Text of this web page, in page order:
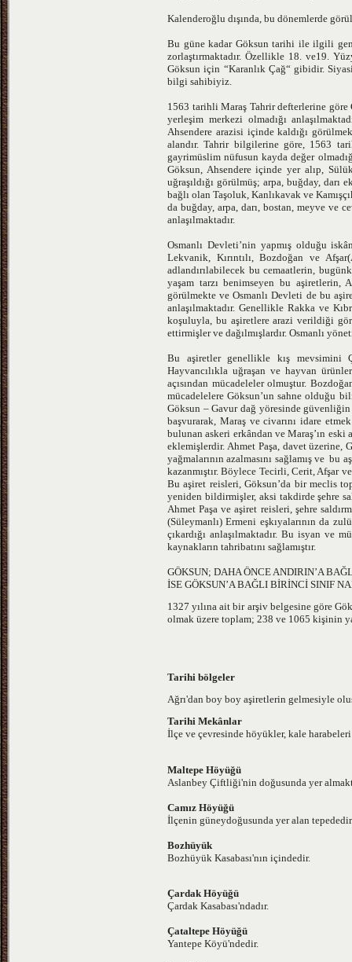
Kalenderoğlu dışında, bu dönemlerde
Bu güne kadar Göksun tarihi ile ilgili
zorlaştırmaktadır. Özellikle 18. ve19.
Göksun için “Karanlık Çağ“ gibidir.
bilgi sahibiyiz.
1563 tarihli Maraş Tahrir defterlerine göre
yerleşim merkezi olmadığı
Ahsendere arazisi içinde kaldığı
alandır. Tahrir bilgilerine göre, 1563
gayrimüslim nüfusun kayda değer
Göksun, Ahsendere içinde yer alıp,
uğraşıldığı görülmüş; arpa, buğday, darı
bağlı olan Taşoluk, Kanlıkavak ve
da buğday, arpa, darı, bostan, meyve ve
anlaşılmaktadır.
Osmanlı Devleti’nin yapmış olduğu
Lekvanik, Kırıntılı, Bozdoğan ve
adlandırılabilecek bu cemaatlerin,
yaşam tarzı benimseyen bu aşiretlerin,
görülmekte ve Osmanlı Devleti de bu
anlaşılmaktadır. Genellikle Rakka ve
koşuluyla, bu aşiretlere arazi verildiği
ettirmişler ve dağılmışlardır. Osmanlı
Bu aşiretler genellikle kış mevsimini
Hayvancılıkla uğraşan ve hayvan
açısından mücadeleler olmuştur.
mücadelelere Göksun’un sahne olduğu
Göksun – Gavur dağ yöresinde güvenliğin
başvurarak, Maraş ve civarını idare
bulunan askeri erkândan ve Maraş’ın
eklemişlerdir. Ahmet Paşa, davet üzerine,
yağmalarının azalmasını sağlamış ve
kazanmıştır. Böylece Tecirli, Cerit, Afşar
Bu aşiret reisleri, Göksun’da bir meclis
yeniden bildirmişler, aksi takdirde şehre
Ahmet Paşa ve aşiret reisleri, şehre
(Süleymanlı) Ermeni eşkıyalarının da
çıkardığı anlaşılmaktadır. Bu isyan ve
kaynakların tahribatını sağlamıştır.
GÖKSUN; DAHA ÖNCE ANDIRIN’A
İSE GÖKSUN’A BAĞLI BİRİNCİ SINIF
1327 yılına ait bir arşiv belgesine göre
olmak üzere toplam; 238 ve 1065 kişinin
Tarihi bölgeler
Ağrı'dan boy boy aşiretlerin gelmesiyle
Tarihi Mekânlar
İlçe ve çevresinde höyükler, kale
Maltepe Höyüğü
Aslanbey Çiftliği'nin doğusunda yer
Camız Höyüğü
İlçenin güneydoğusunda yer alan
Bozhüyük
Bozhüyük Kasabası'nın içindedir.
Çardak Höyüğü
Çardak Kasabası'ndadır.
Çataltepe Höyüğü
Yantepe Köyü'ndedir.